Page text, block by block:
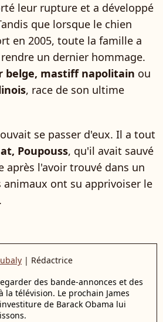
leur rupture et a développé
que lorsque le chien
en 2005, toute la famille a
un dernier hommage.
belge, mastiff napolitain ou
, race de son ultime
se passer d'eux. Il a tout
Poupouss, qu'il avait sauvé
après l'avoir trouvé dans un
animaux ont su apprivoiser le
| Rédactrice
des bande-annonces et des
la télévision. Le prochain James
de Barack Obama lui